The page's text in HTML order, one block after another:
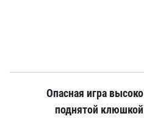
Опасная игра высоко
поднятой клюшкой